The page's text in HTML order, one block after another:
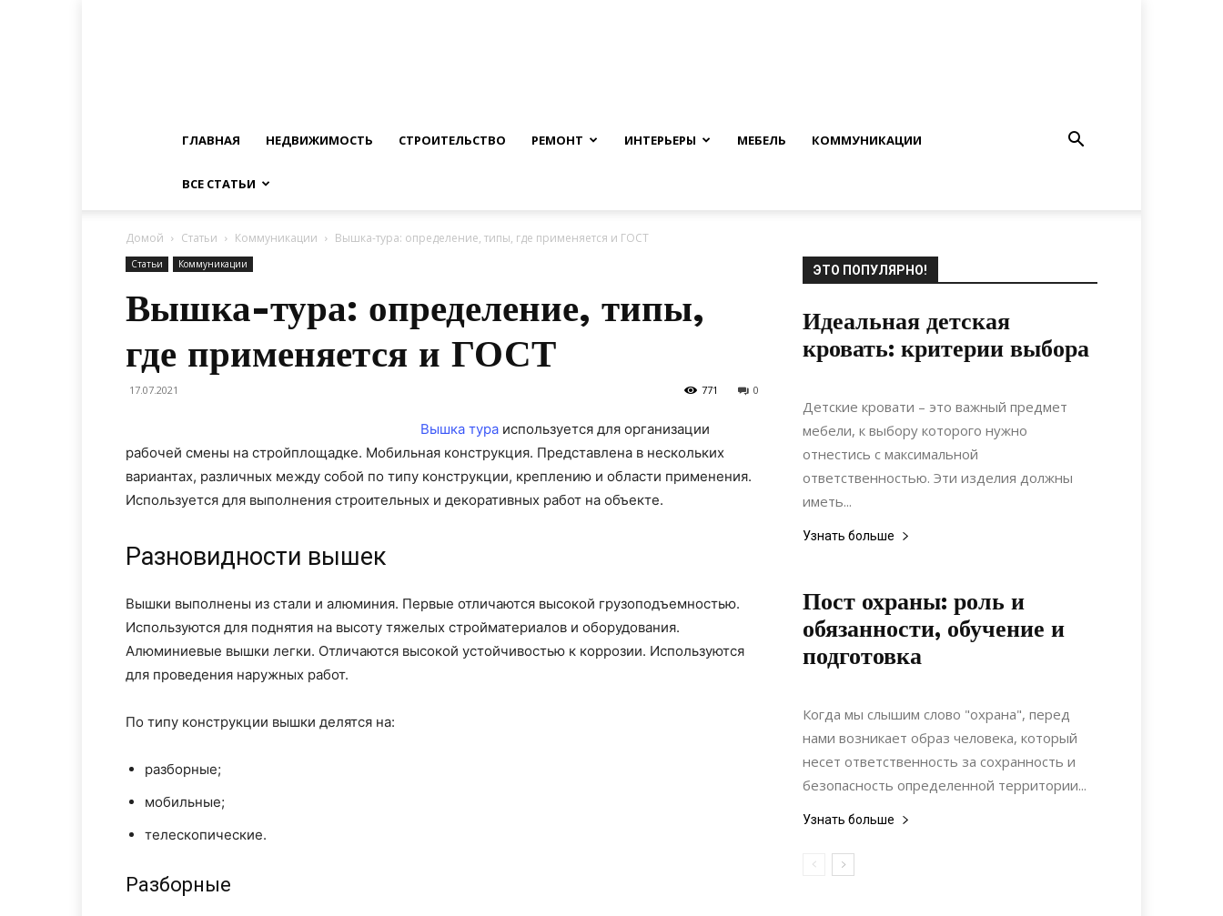
ГЛАВНАЯ НЕДВИЖИМОСТЬ СТРОИТЕЛЬСТВО РЕМОНТ ИНТЕРЬЕРЫ МЕБЕЛЬ КОММУНИКАЦИИ
ВСЕ СТАТЬИ
Домой Статьи Коммуникации Вышка-тура: определение, типы, где применяется и ГОСТ
Статьи Коммуникации
Вышка-тура: определение, типы,
где применяется и ГОСТ
17.07.2021 0
771
Вышка тура используется для организации
рабочей смены на стройплощадке. Мобильная конструкция. Представлена в нескольких
вариантах, различных между собой по типу конструкции, креплению и области применения.
Используется для выполнения строительных и декоративных работ на объекте.
Разновидности вышек
Вышки выполнены из стали и алюминия. Первые отличаются высокой грузоподъемностью.
Используются для поднятия на высоту тяжелых стройматериалов и оборудования.
Алюминиевые вышки легки. Отличаются высокой устойчивостью к коррозии. Используются
для проведения наружных работ.
По типу конструкции вышки делятся на:
разборные;
мобильные;
телескопические.
Разборные
ЭТО ПОПУЛЯРНО!
Идеальная детская
кровать: критерии выбора
18.12.2020 0
Детские кровати – это важный предмет
мебели, к выбору которого нужно
отнестись с максимальной
ответственностью. Эти изделия должны
иметь...
Узнать больше
Пост охраны: роль и
обязанности, обучение и
подготовка
20.06.2022
Когда мы слышим слово "охрана", перед
нами возникает образ человека, который
несет ответственность за сохранность и
безопасность определенной территории...
Узнать больше